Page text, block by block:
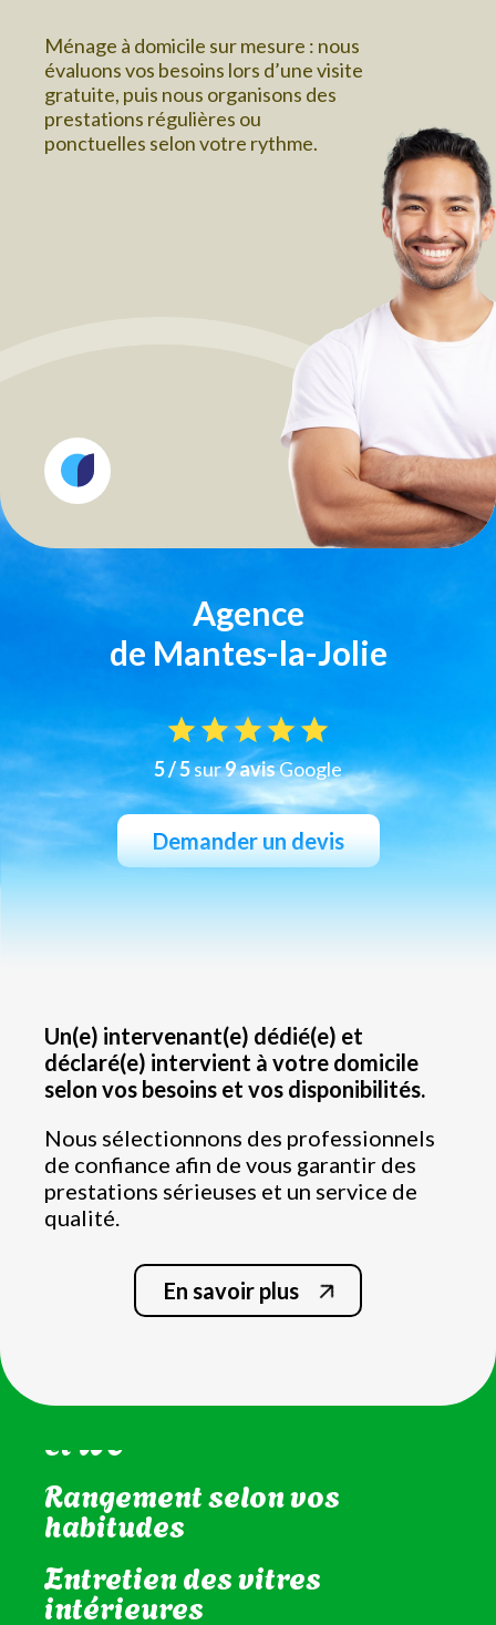
Ménage à domicile sur mesure : nous
évaluons vos besoins lors d’une visite
gratuite, puis nous organisons des
prestations régulières ou
ponctuelles selon votre rythme.
Agence
de Mantes-la-Jolie
5 / 5sur9 avisGoogle
Demander un devis
Un(e) intervenant(e) dédié(e) et
déclaré(e) intervient à votre domicile
selon vos besoins et vos disponibilités.
Nous sélectionnons des professionnels
de confiance afin de vous garantir des
prestations sérieuses et un service de
qualité.
En savoir plus
Nettoyage complet de la
cuisine
Nettoyage de la salle de bain
et WC
Rangement selon vos
habitudes